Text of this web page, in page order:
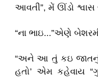
આવતી”, મેં ઊંડો
“ના ભાઇ...”એણે
“અને આ તું કઇ જાતનું
હતો’ એમ કહેવાય